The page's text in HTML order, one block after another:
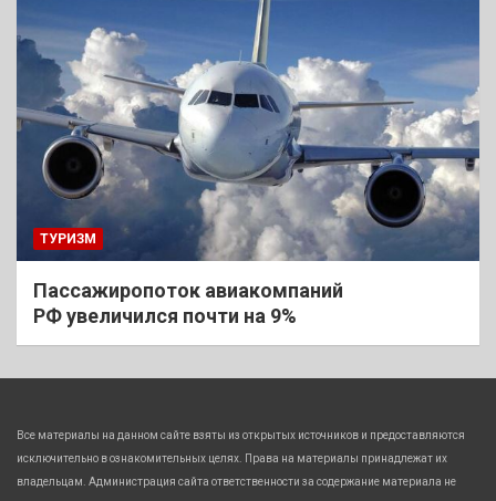
ТУРИЗМ
Пассажиропоток авиакомпаний
РФ увеличился почти на 9%
Все материалы на данном сайте взяты из открытых источников и предоставляются
исключительно в ознакомительных целях. Права на материалы принадлежат их
владельцам. Администрация сайта ответственности за содержание материала не